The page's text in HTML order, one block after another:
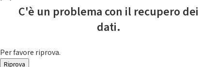
C'è un problema con il recupero dei
dati.
Per favore riprova.
Riprova